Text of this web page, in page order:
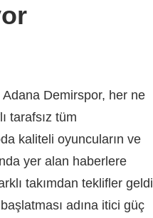
Demirspor, her ne
tarafsız tüm
kaliteli oyuncuların ve
yer alan haberlere
takımdan teklifler geldi
adına itici güç